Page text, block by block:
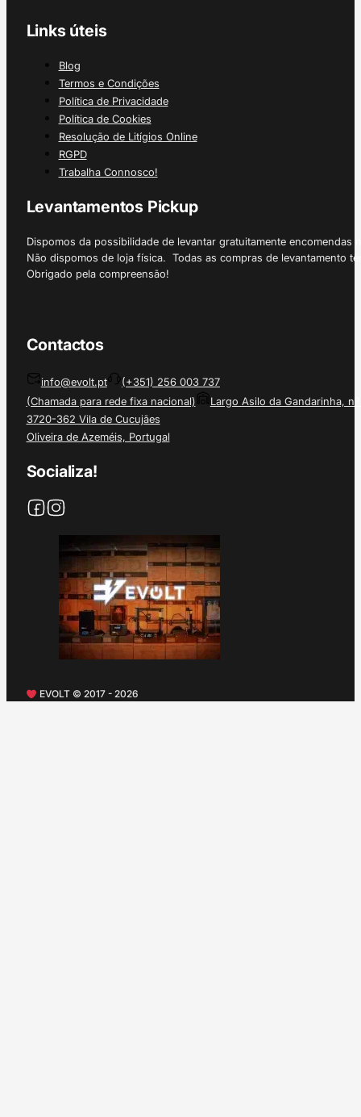
Links úteis
Blog
Termos e Condições
Política de Privacidade
Política de Cookies
Resolução de Litígios Online
RGPD
Trabalha Connosco!
Levantamentos Pickup
Dispomos da possibilidade de levantar gratuitamente
Não dispomos de loja física. Todas as compras de levantamento
Obrigado pela compreensão!
Contactos
info@evolt.pt
(+351) 256 003 737
(Chamada para rede fixa nacional)
Largo Asilo da Gandarinha, nº
3720-362 Vila de Cucujães
Oliveira de Azeméis, Portugal
Socializa!
EVOLT © 2017 - 2026